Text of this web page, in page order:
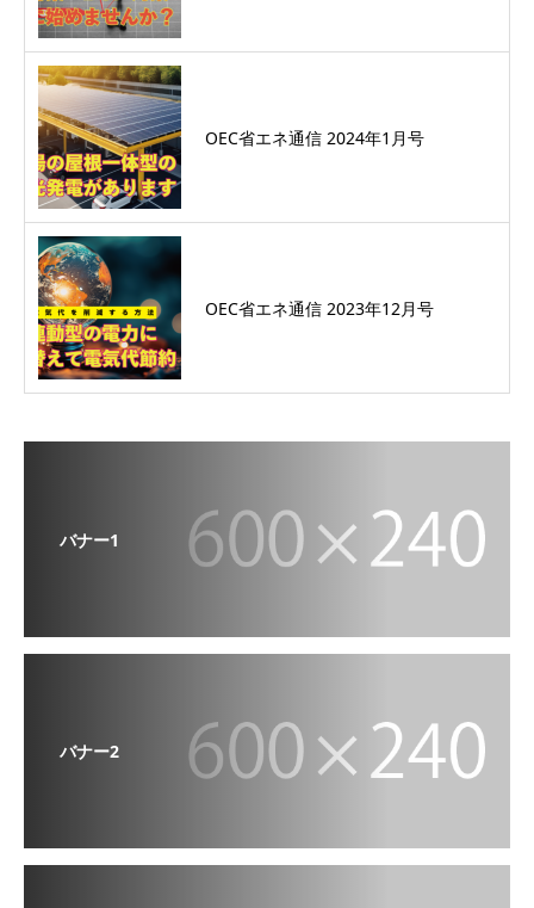
OEC省エネ通信 2024年1月号
OEC省エネ通信 2023年12月号
バナー1
バナー2